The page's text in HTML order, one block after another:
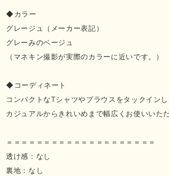
◆カラー
グレージュ（メーカー表記）
グレーみのベージュ
（マネキン撮影が実際のカラーに近いです。）
◆コーディネート
コンパクトなTシャツやブラウスをタックインし
カジュアルからきれいめまで幅広くお使いいた
＝＝＝＝＝＝＝＝＝＝＝＝＝＝＝＝＝＝＝＝
透け感：なし
裏地：なし